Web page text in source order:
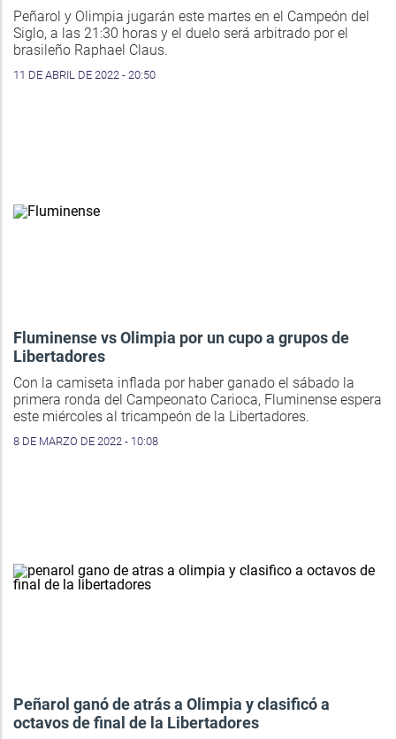
Peñarol y Olimpia jugarán este martes en el Campeón del
Siglo, a las 21:30 horas y el duelo será arbitrado por el
brasileño Raphael Claus.
11 DE ABRIL DE 2022 - 20:50
Fluminense vs Olimpia por un cupo a grupos de
Libertadores
Con la camiseta inflada por haber ganado el sábado la
primera ronda del Campeonato Carioca, Fluminense espera
este miércoles al tricampeón de la Libertadores.
8 DE MARZO DE 2022 - 10:08
Peñarol ganó de atrás a Olimpia y clasificó a
octavos de final de la Libertadores